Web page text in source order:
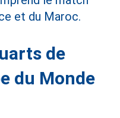
de
du Monde